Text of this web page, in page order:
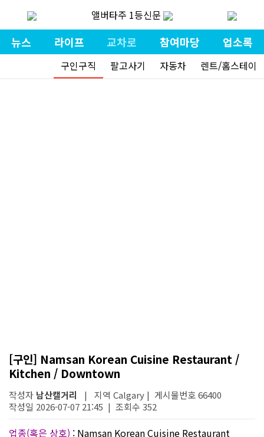
앨버타주 1등신문
뉴스 라이프 교차로 참여마당 업소록
구인구직 팔고사기 자동차 렌트/홈스테이
[구인] Namsan Korean Cuisine Restaurant /
Kitchen / Downtown
작성자 남산캘거리 | 지역 Calgary | 게시물번호 66400
작성일 2026-07-07 21:45 | 조회수 352
업종(혹은 상호) : Namsan Korean Cuisine Restaurant